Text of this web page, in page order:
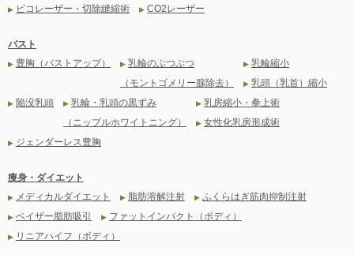
▶ ピコレーザー・切除縫縮術 ▶ CO2レーザー
バスト
▶ 豊胸（バストアップ） ▶ 乳輪のぶつぶつ
（モントゴメリー腺除去）
▶ 乳輪縮小
▶ 乳頭（乳首）縮小
▶ 陥没乳頭 ▶ 乳輪・乳頭の黒ずみ
（ニップルホワイトニング）
▶ 乳房縮小・拳上術
▶ 女性化乳房形成術
▶ ジェンダーレス豊胸
痩身・ダイエット
▶ メディカルダイエット ▶ 脂肪溶解注射 ▶ ふくらはぎ筋肉抑制注射
▶ ベイザー脂肪吸引 ▶ ファットインパクト（ボディ）
▶ リニアハイフ（ボディ）